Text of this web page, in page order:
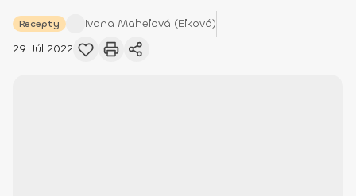
Recepty Ivana Maheľová (Eľková)
29. Júl 2022